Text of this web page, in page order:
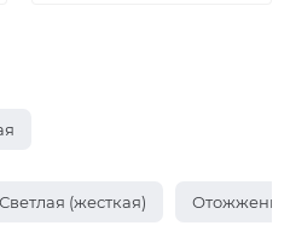
Светлая (жесткая)